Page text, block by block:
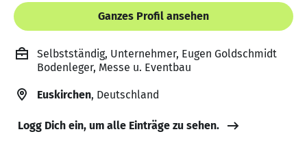
Ganzes Profil ansehen
Selbstständig, Unternehmer, Eugen Goldschmidt
Bodenleger, Messe u. Eventbau
Euskirchen, Deutschland
Logg Dich ein, um alle Einträge zu sehen.